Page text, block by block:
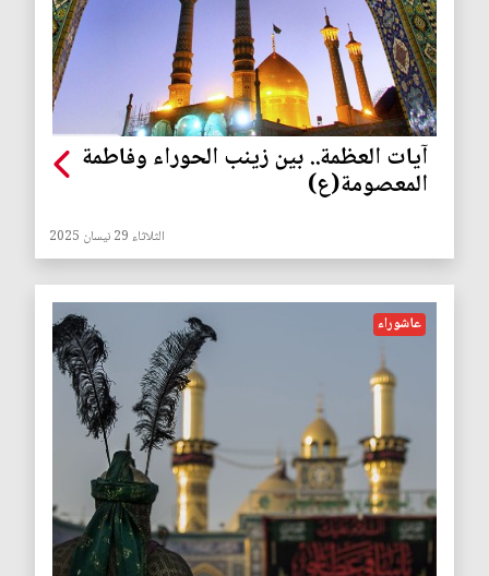
آيات العظمة.. بين زينب الحوراء وفاطمة
المعصومة(ع)
الثلاثاء 29 نيسان 2025
عاشوراء